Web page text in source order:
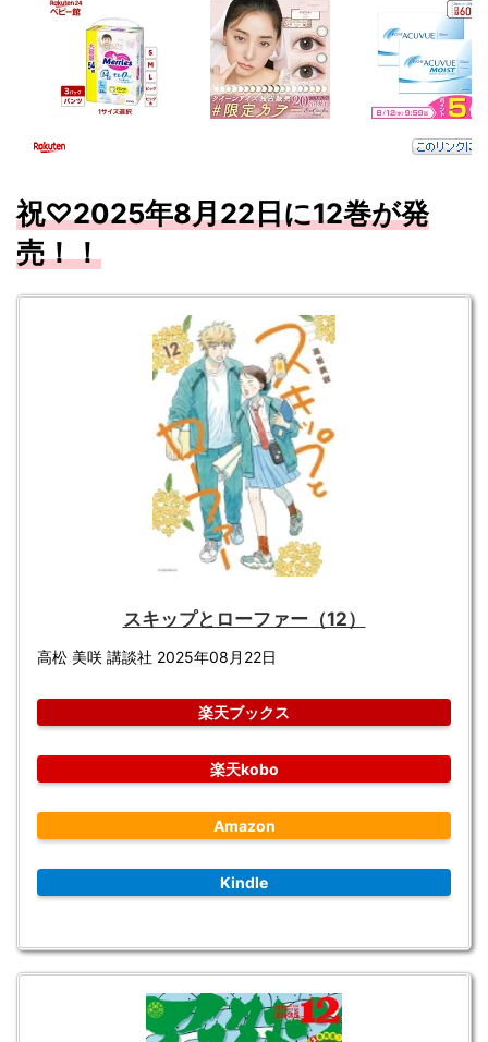
祝♡2025年8月22日に12巻が発
売！！
スキップとローファー（12）
高松 美咲 講談社 2025年08月22日
楽天ブックス
楽天kobo
Amazon
Kindle